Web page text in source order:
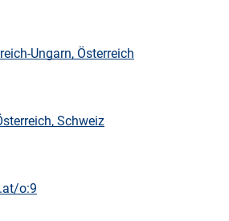
Ungarn, Österreich
Schweiz
o:9